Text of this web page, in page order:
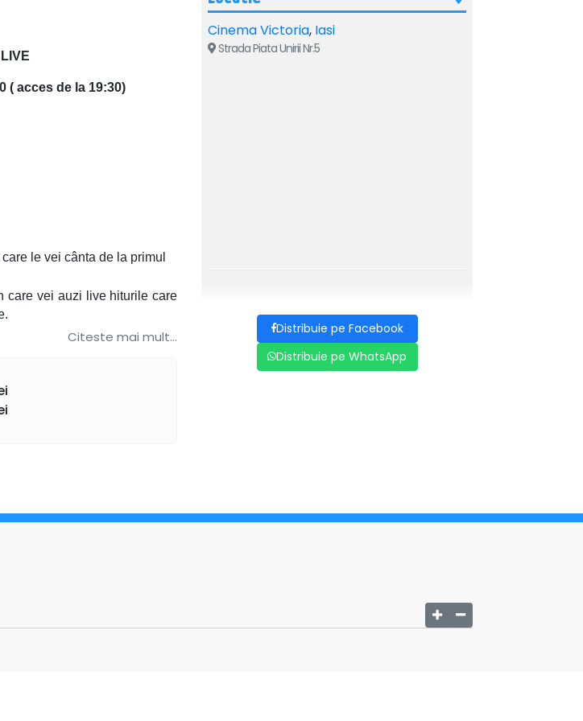
( acces de la 19:30)
le vei cânta de la primul
care vei auzi live hiturile care
scenei, The Urs promite un
specială cu publicul.
Citeste mai mult...
Cinema Victoria, Iasi
Strada Piata Unirii Nr.5
Distribuie pe Facebook
Distribuie pe WhatsApp